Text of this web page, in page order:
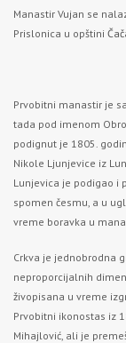
Manastir Vujan se
Prislonica u opštini
Prvobitni manastir je
tada pod imenom
podignut je 1805.
Nikole Ljunjevice iz
Lunjevica je podigao i
spomen česmu, a u
vreme boravka u
Crkva je jednobrodna
neproporcijalnih
živopisana u vreme
Prvobitni ikonostas iz
Mihajlović, ali je